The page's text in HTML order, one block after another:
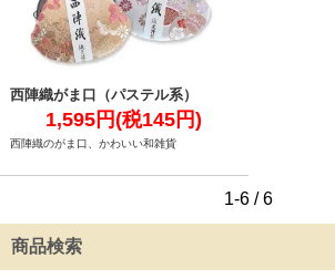
西陣織がま口（パステル系）
1,595円(税145円)
西陣織のがま口、かわいい和雑貨
1-6 / 6
商品検索